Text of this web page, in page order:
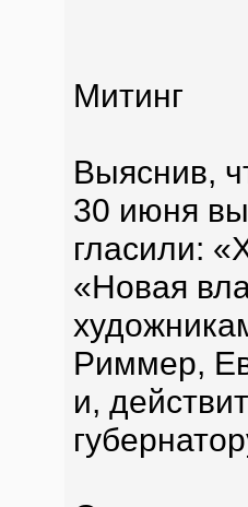
Митинг
Выяснив,
30 июня
гласили:
«Новая
Риммер,
и,